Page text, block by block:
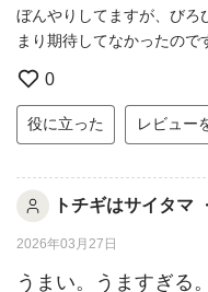
ぼんやりしてますが、びろ
まり期待してなかったので
0
役に立った レビュー
トチギはサイタマ
2026年03月27日
うまい。うますぎる。